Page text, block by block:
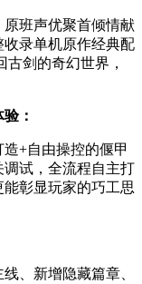
班声优聚首倾情献
录单机原作经典配
剑的奇幻世界，
：
+自由操控的偃甲
试，全流程自主打
彰显玩家的巧工思
、新增隐藏篇章、